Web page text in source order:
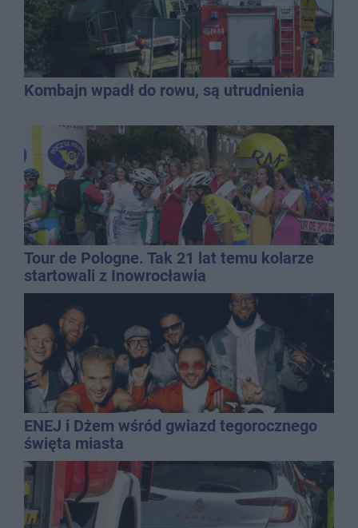
Kombajn wpadł do rowu, są utrudnienia
Tour de Pologne. Tak 21 lat temu kolarze
startowali z Inowrocławia
ENEJ i Dżem wśród gwiazd tegorocznego
święta miasta